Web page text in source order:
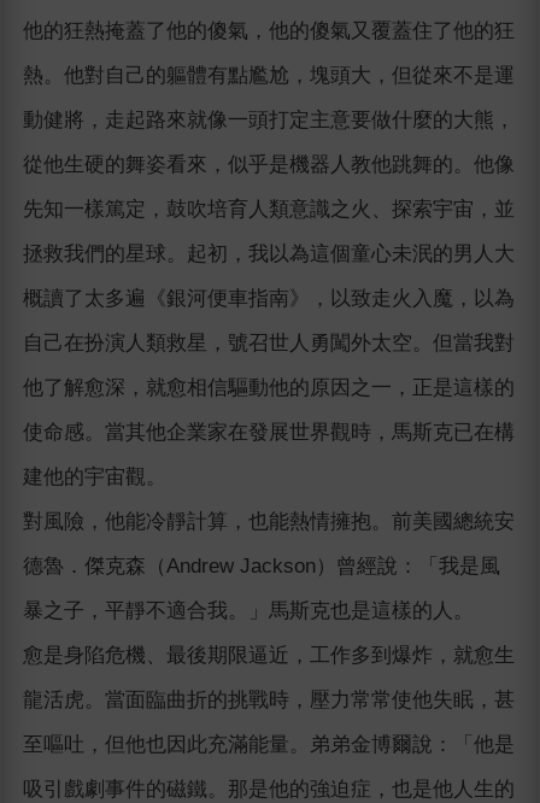
他的狂熱掩蓋了他的傻氣，他的傻氣又覆蓋住了他的狂
熱。他對自己的軀體有點尷尬，塊頭大，但從來不是運
動健將，走起路來就像一頭打定主意要做什麼的大熊，
從他生硬的舞姿看來，似乎是機器人教他跳舞的。他像
先知一樣篤定，鼓吹培育人類意識之火、探索宇宙，並
拯救我們的星球。起初，我以為這個童心未泯的男人大
概讀了太多遍《銀河便車指南》，以致走火入魔，以為
自己在扮演人類救星，號召世人勇闖外太空。但當我對
他了解愈深，就愈相信驅動他的原因之一，正是這樣的
使命感。當其他企業家在發展世界觀時，馬斯克已在構
建他的宇宙觀。
對風險，他能冷靜計算，也能熱情擁抱。前美國總統安
德魯．傑克森（Andrew Jackson）曾經說：「我是風
暴之子，平靜不適合我。」馬斯克也是這樣的人。
愈是身陷危機、最後期限逼近，工作多到爆炸，就愈生
龍活虎。當面臨曲折的挑戰時，壓力常常使他失眠，甚
至嘔吐，但他也因此充滿能量。弟弟金博爾說：「他是
吸引戲劇事件的磁鐵。那是他的強迫症，也是他人生的